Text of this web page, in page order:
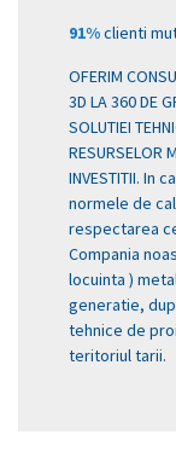
91%clienti
OFERIM
3D LA 360 DE
SOLUTIEI
RESURSELOR
INVESTITII. In
normele de
respectarea
Compania
locuinta )
generatie,
tehnice de
teritoriul tarii.